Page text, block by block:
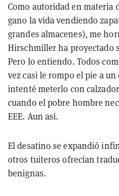
Como autoridad en materia
gano la vida vendiendo
grandes almacenes), me
Hirschmiller ha proyectado
Pero lo entiendo. Todos
vez casi le rompo el pie a
intenté meterlo con
cuando el pobre hombre
EEE. Aun así.
El desatino se expandió
otros tuiteros ofrecían
benignas.